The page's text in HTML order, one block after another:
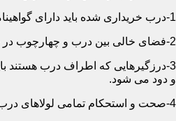
1-درب خریداری شده باید دارای گواهینامه فنی و تائیدیه اصالت کالا از سازمان آتش نشانی باشد.
2-فضای خالی بین درب و چهارچوب در حالی که درب بسته است،باید 4 میلیمتر از قسمت بالا و اطراف باشد.این فاصله در پایین درب می تواند تا 8 میلیمتر باشد.به عبارتی نور نباید از پایین درب درز نماید.
3-درزگیرهایی که اطراف درب هستند
و دود می شود.
4-صحت و استحکام تمامی لولاهای درب بررسی شود.